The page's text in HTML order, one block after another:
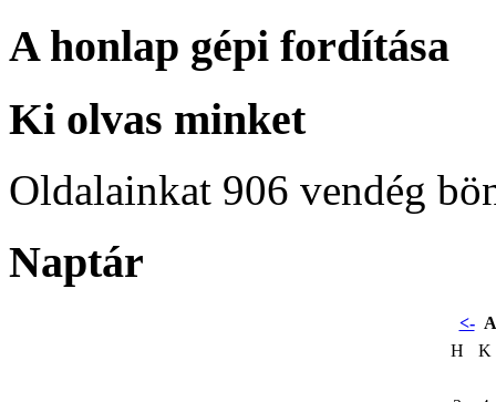
A honlap gépi fordítása
Ki olvas minket
Oldalainkat 906 vendég
Naptár
<-
H
K